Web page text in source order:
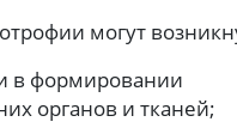
могут
в формировании
органов и тканей;